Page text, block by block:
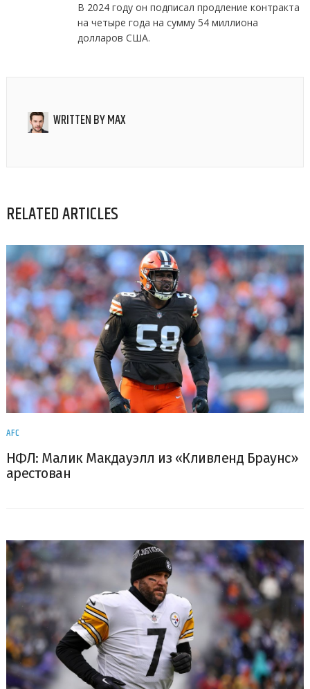
В 2024 году он подписал продление контракта
на четыре года на сумму 54 миллиона
долларов США.
WRITTEN BYMAX
RELATED ARTICLES
AFC
НФЛ: Малик Макдауэлл из «Кливленд Браунс»
арестован